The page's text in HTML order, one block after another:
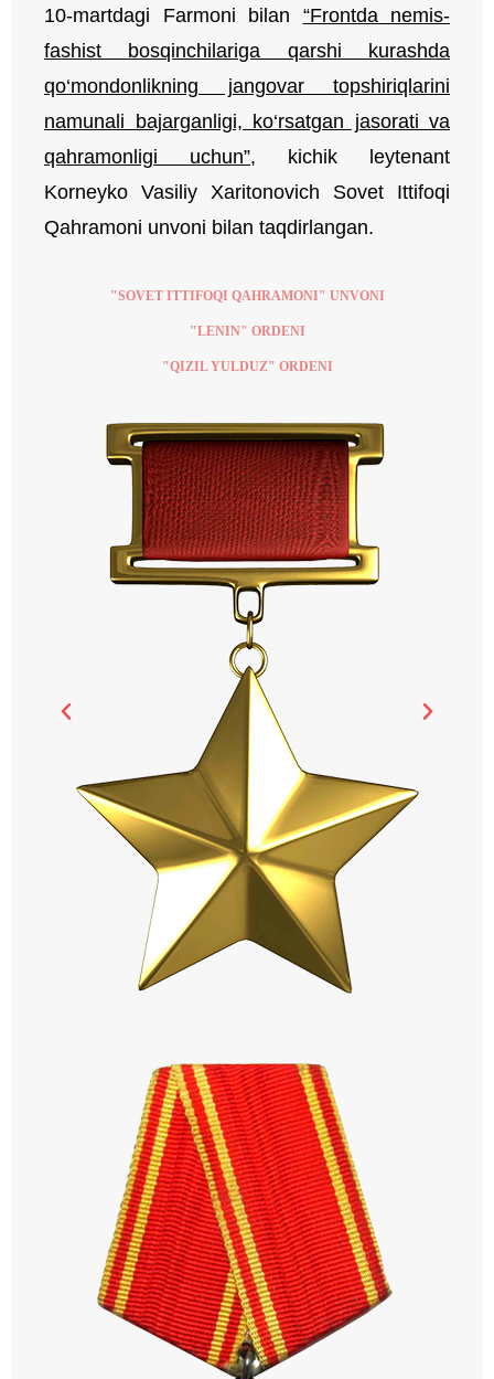
10-martdagi Farmoni bilan “Frontda nemis-
fashist bosqinchilariga qarshi kurashda
qo‘mondonlikning jangovar topshiriqlarini
namunali bajarganligi, ko‘rsatgan jasorati va
qahramonligi uchun”, kichik leytenant
Korneyko Vasiliy Xaritonovich Sovet Ittifoqi
Qahramoni unvoni bilan taqdirlangan.
"SOVET ITTIFOQI QAHRAMONI" UNVONI
"LENIN" ORDENI
"QIZIL YULDUZ" ORDENI